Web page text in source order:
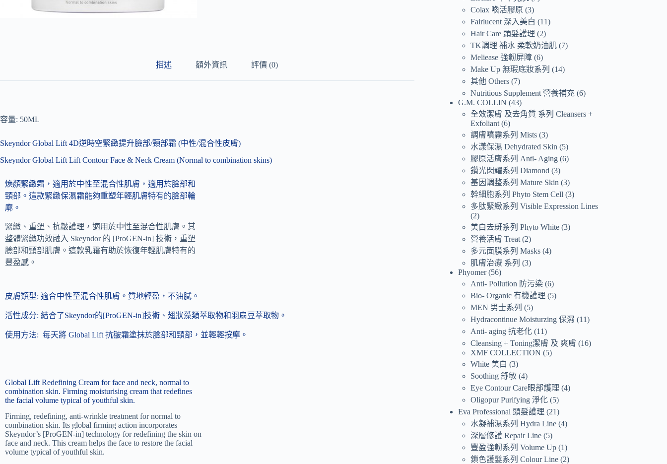
描述 額外資訊 評價 (0)
容量: 50ML
Skeyndor Global Lift 4D逆時空緊緻提升臉部/頸部霜 (中性/混合性皮膚)
Skeyndor Global Lift Lift Contour Face & Neck Cream (Normal to combination skins)
煥顏緊緻霜，適用於中性至混合性肌膚，適用於臉部和
頸部。這款緊緻保濕霜能夠重塑年輕肌膚特有的臉部輪
廓。
緊緻、重塑、抗皺護理，適用於中性至混合性肌膚。其
整體緊緻功效融入 Skeyndor 的 [ProGEN-in] 技術，重塑
臉部和頸部肌膚。這款乳霜有助於恢復年輕肌膚特有的
豐盈感。
皮膚類型: 適合中性至混合性肌膚。質地輕盈，不油膩。
活性成分: 結合了Skeyndor的[ProGEN-in]技術、翅狀藻類萃取物和羽扇豆萃取物。
使用方法: 每天將 Global Lift 抗皺霜塗抹於臉部和頸部，並輕輕按摩。
Global Lift Redefining Cream for face and neck, normal to
combination skin. Firming moisturising cream that redefines
the facial volume typical of youthful skin.
Firming, redefining, anti-wrinkle treatment for normal to
combination skin. Its global firming action incorporates
Skeyndor’s [ProGEN-in] technology for redefining the skin on
face and neck. This cream helps the face to restore the facial
volume typical of youthful skin.
Colax 喚活膠原 3
Fairlucent 深入美白
11
Hair Care 頭髮護理
2
TK調理 補水 柔軟奶油肌 7
Meliease 強韌屏障 6
Make Up 無瑕底妝系列
14
其他 Others 7
Nutritious Supplement 營養補充 6
G.M. COLLIN 43
全效潔膚 及去角質 系列 Cleansers +
Exfoliant 6
調膚噴霧系列 Mists 3
水漾保濕 Dehydrated Skin
5
膠原活膚系列 Anti- Aging 6
鑽光閃耀系列 Diamond 3
基因調整系列 Mature Skin 3
幹細胞系列 Phyto Stem Cell 3
多肽緊緻系列 Visible Expression Lines
2
美白去斑系列 Phyto White 3
營養活膚 Treat 2
多元面膜系列 Masks 4
肌膚治療 系列
3
Phyomer 56
Anti- Pollution 防污染 6
Bio- Organic 有機護理
5
MEN 男士系列
5
Hydracontinue Moisturzing 保濕
11
Anti- aging 抗老化 11
Cleansing + Toning潔膚 及 爽膚
16
XMF COLLECTION
5
White 美白
3
Soothing 舒敏 4
Eye Contour Care眼部護理 4
Oligopur Purifying 淨化 5
Eva Professional 頭髮護理
21
水凝補濕系列 Hydra Line 4
深層修護 Repair Line 5
豐盈強韌系列 Volume Up 1
鎖色護髮系列 Colour Line 2